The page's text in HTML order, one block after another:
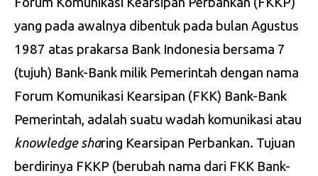
yang pada awalnya dibentuk pada bulan Agustus
1987 atas prakarsa Bank Indonesia bersama 7
(tujuh) Bank-Bank milik Pemerintah dengan nama
Forum Komunikasi Kearsipan (FKK) Bank-Bank
Pemerintah, adalah suatu wadah komunikasi atau
knowledge sharing Kearsipan Perbankan. Tujuan
berdirinya FKKP (berubah nama dari FKK Bank-